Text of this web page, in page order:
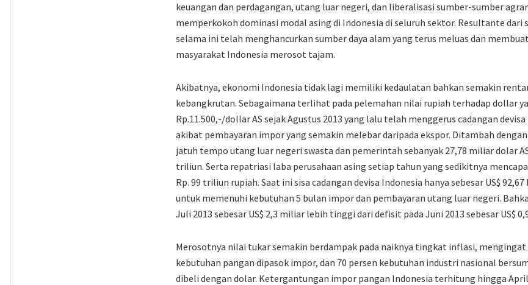
keuangan dan perdagangan, utang luar negeri, dan liberalisasi sumber-sumber
memperkokoh dominasi modal asing di Indonesia di seluruh sektor. Resultante dari
selama ini telah menghancurkan sumber daya alam yang terus meluas dan
masyarakat Indonesia merosot tajam.
Akibatnya, ekonomi Indonesia tidak lagi memiliki kedaulatan bahkan semakin
kebangkrutan. Sebagaimana terlihat pada pelemahan nilai rupiah terhadap dollar
Rp.11.500,-/dollar AS sejak Agustus 2013 yang lalu telah menggerus cadangan
akibat pembayaran impor yang semakin melebar daripada ekspor. Ditambah
jatuh tempo utang luar negeri swasta dan pemerintah sebanyak 27,78 miliar dolar
triliun. Serta repatriasi laba perusahaan asing setiap tahun yang sedikitnya
Rp. 99 triliun rupiah. Saat ini sisa cadangan devisa Indonesia hanya sebesar US$
untuk memenuhi kebutuhan 5 bulan impor dan pembayaran utang luar negeri.
Juli 2013 sebesar US$ 2,3 miliar lebih tinggi dari defisit pada Juni 2013 sebesar US$
Merosotnya nilai tukar semakin berdampak pada naiknya tingkat inflasi, mengingat
kebutuhan pangan dipasok impor, dan 70 persen kebutuhan industri nasional
dibeli dengan dolar. Ketergantungan impor pangan Indonesia terhitung hingga